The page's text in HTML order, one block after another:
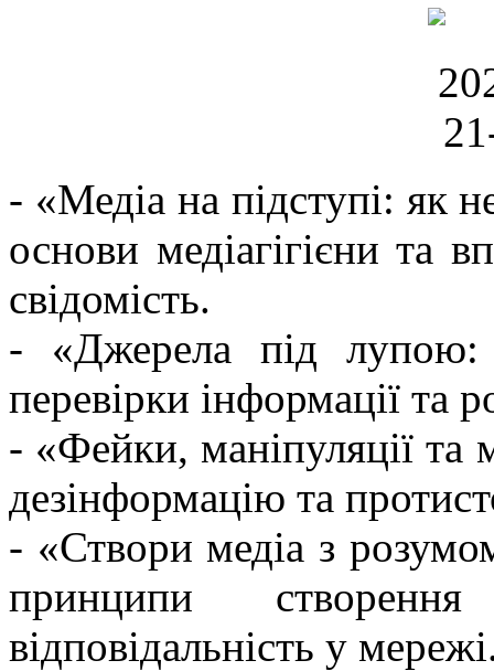
- «Медіа на підступі: як
основи медіагігієни та
свідомість.
- «Джерела під лупою:
перевірки інформації та
- «Фейки, маніпуляції та
дезінформацію та
- «Створи медіа з
принципи
відповідальність у